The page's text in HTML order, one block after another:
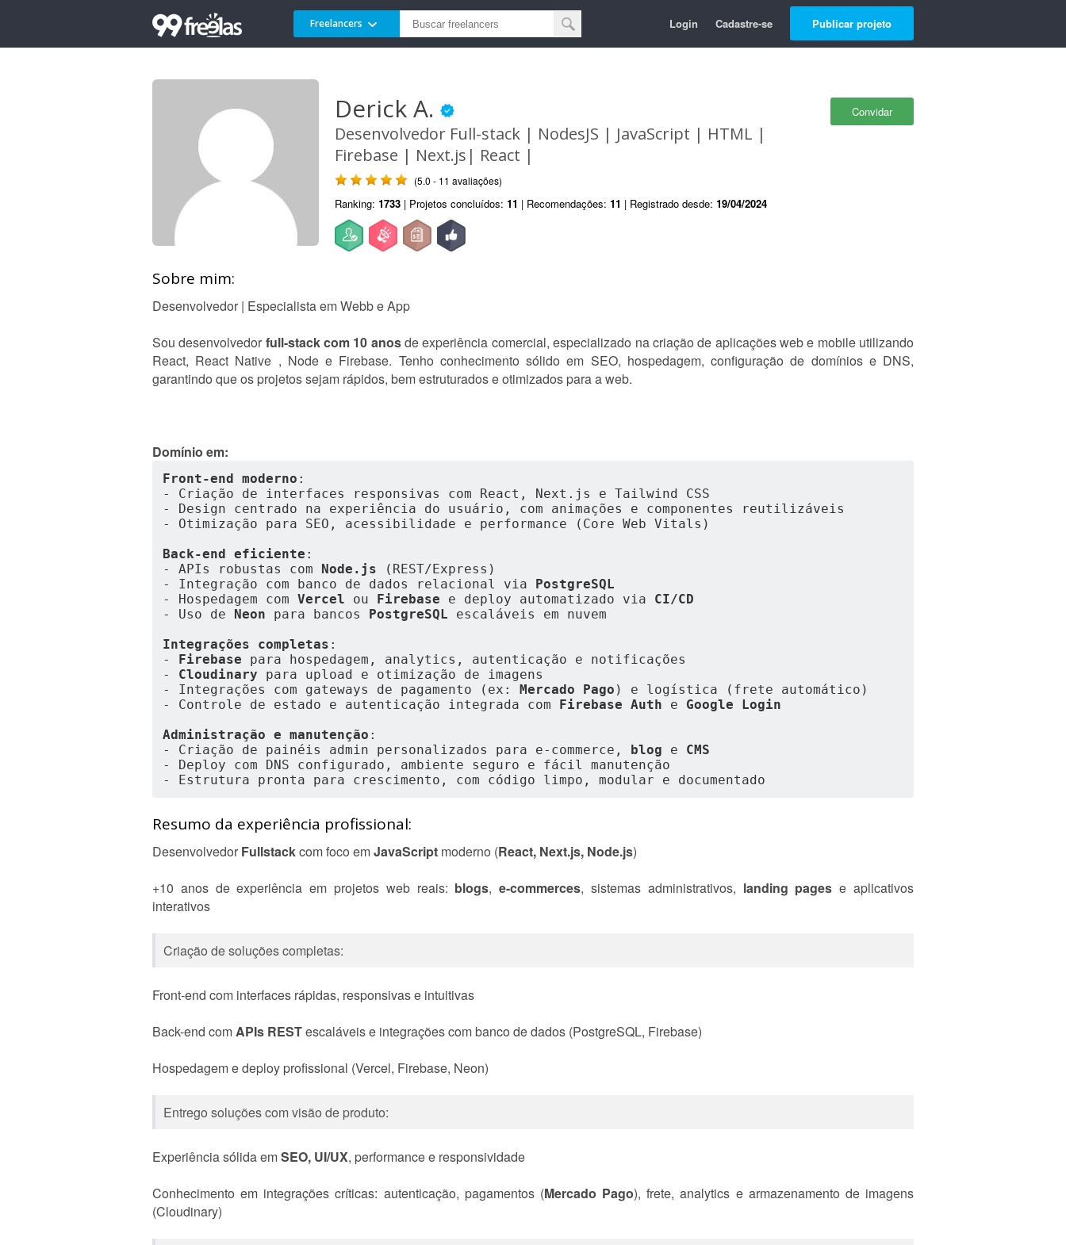
Freelancers Login Cadastre-se Publicar projeto
Convidar
Derick A.
Desenvolvedor Full-stack | NodesJS | JavaScript | HTML |
Firebase | Next.js| React |
(5.0 - 11 avaliações)
Ranking: 1733 | Projetos concluídos: 11 | Recomendações: 11 | Registrado desde: 19/04/2024
Sobre mim:
Desenvolvedor | Especialista em Webb e App
Sou desenvolvedor full-stack com 10 anosde experiência comercial, especializado na criação de aplicações web e mobile utilizando
React, React Native , Node e Firebase. Tenho conhecimento sólido em SEO, hospedagem, configuração de domínios e DNS,
garantindo que os projetos sejam rápidos, bem estruturados e otimizados para a web.
Domínio em:
Front-end moderno :
- Criação de interfaces responsivas com React, Next.js e Tailwind CSS
- Design centrado na experiência do usuário, com animações e componentes reutilizáveis
- Otimização para SEO, acessibilidade e performance (Core Web Vitals)
Back-end eficiente :
- APIs robustas com Node.js (REST/Express)
- Integração com banco de dados relacional via PostgreSQL
- Hospedagem com Vercel ou Firebase e deploy automatizado via CI/CD
- Uso de Neon para bancos PostgreSQL escaláveis em nuvem
Integrações completas :
- Firebase para hospedagem, analytics, autenticação e notificações
- Cloudinary para upload e otimização de imagens
- Integrações com gateways de pagamento (ex: Mercado Pago ) e logística (frete automático)
- Controle de estado e autenticação integrada com Firebase Auth e Google Login
Administração e manutenção :
- Criação de painéis admin personalizados para e-commerce, blog e CMS
- Deploy com DNS configurado, ambiente seguro e fácil manutenção
- Estrutura pronta para crescimento, com código limpo, modular e documentado
Resumo da experiência profissional:
Desenvolvedor Fullstackcom foco emJavaScript moderno (React, Next.js, Node.js)
+10 anos de experiência em projetos web reais: blogs,e-commerces, sistemas administrativos, landing pages e aplicativos
interativos
Criação de soluções completas:
Front-end com interfaces rápidas, responsivas e intuitivas
Back-end comAPIs RESTescaláveis e integrações com banco de dados (PostgreSQL, Firebase)
Hospedagem e deploy profissional (Vercel, Firebase, Neon)
Entrego soluções com visão de produto:
Experiência sólida emSEO, UI/UX, performance e responsividade
Conhecimento em integrações críticas: autenticação, pagamentos (Mercado Pago), frete, analytics e armazenamento de imagens
(Cloudinary)